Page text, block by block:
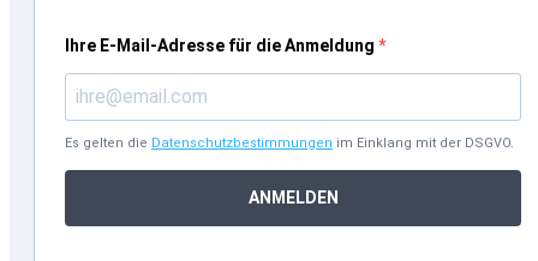
Ihre E-Mail-Adresse für die Anmeldung
Es gelten die Datenschutzbestimmungen im Einklang mit der DSGVO.
ANMELDEN